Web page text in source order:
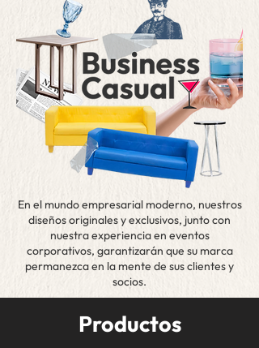
En el mundo empresarial moderno, nuestros
diseños originales y exclusivos, junto con
nuestra experiencia en eventos
corporativos, garantizarán que su marca
permanezca en la mente de sus clientes y
socios.
Productos